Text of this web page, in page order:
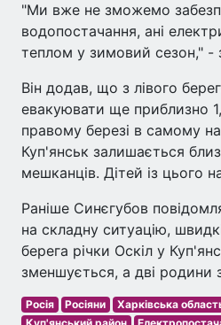
"Ми вже не зможемо
водопостачання, ані
теплом у зимовий сезон," -
Він додав, що з лівого
евакуювати ще приблизно
правому березі в самому
Куп'янськ залишається
мешканців. Дітей із цього
Раніше Синєгубов
на складну ситуацію,
берега річки Оскіл у
зменшується, а дві родини
Росія Росіяни Харківська